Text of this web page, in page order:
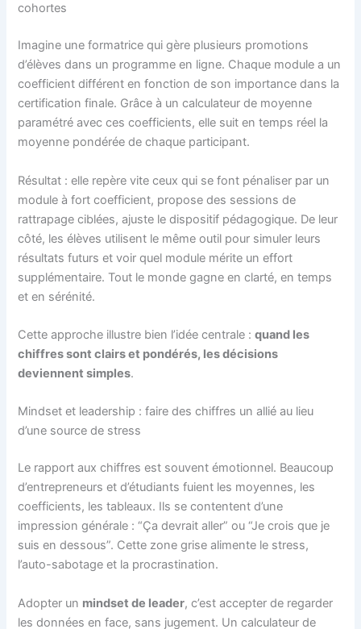
cohortes
Imagine une formatrice qui gère plusieurs promotions
d’élèves dans un programme en ligne. Chaque module a un
coefficient différent en fonction de son importance dans la
certification finale. Grâce à un calculateur de moyenne
paramétré avec ces coefficients, elle suit en temps réel la
moyenne pondérée de chaque participant.
Résultat : elle repère vite ceux qui se font pénaliser par un
module à fort coefficient, propose des sessions de
rattrapage ciblées, ajuste le dispositif pédagogique. De leur
côté, les élèves utilisent le même outil pour simuler leurs
résultats futurs et voir quel module mérite un effort
supplémentaire. Tout le monde gagne en clarté, en temps
et en sérénité.
Cette approche illustre bien l’idée centrale :quand les
chiffres sont clairs et pondérés, les décisions
deviennent simples.
Mindset et leadership : faire des chiffres un allié au lieu
d’une source de stress
Le rapport aux chiffres est souvent émotionnel. Beaucoup
d’entrepreneurs et d’étudiants fuient les moyennes, les
coefficients, les tableaux. Ils se contentent d’une
impression générale : “Ça devrait aller” ou “Je crois que je
suis en dessous”. Cette zone grise alimente le stress,
l’auto-sabotage et la procrastination.
Adopter un mindset de leader, c’est accepter de regarder
les données en face, sans jugement. Un calculateur de